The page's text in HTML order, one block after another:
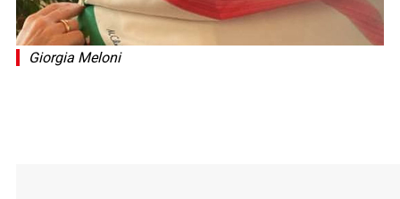
Giorgia Meloni